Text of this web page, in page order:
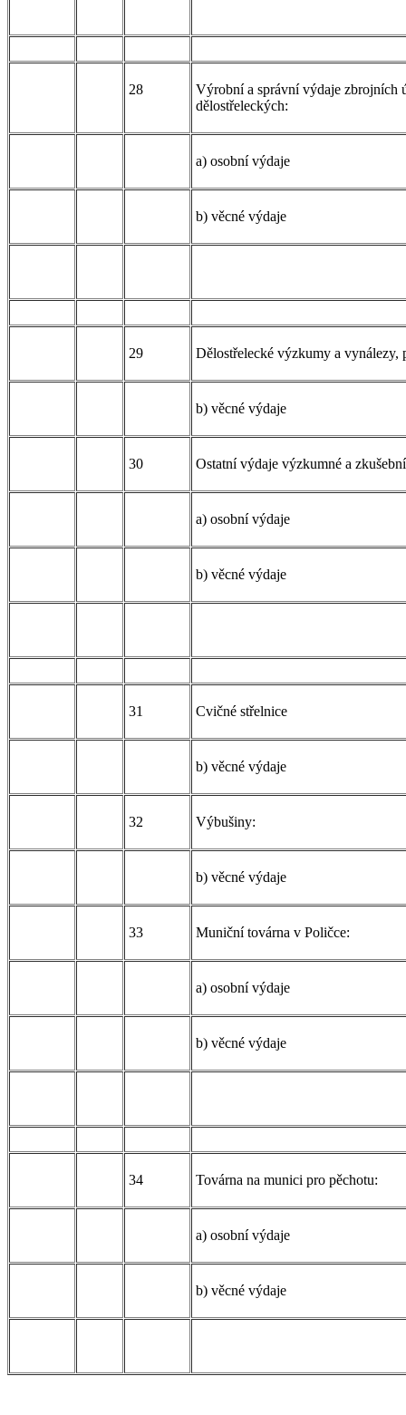
28
Výrobní a správní výdaje zbrojních
dělostřeleckých:
a) osobní výdaje
b) věcné výdaje
29 Dělostřelecké výzkumy a vynálezy,
b) věcné výdaje
30 Ostatní výdaje výzkumné a zkušební
a) osobní výdaje
b) věcné výdaje
31 Cvičné střelnice
b) věcné výdaje
32 Výbušiny:
b) věcné výdaje
33 Muniční továrna v Poličce:
a) osobní výdaje
b) věcné výdaje
34 Továrna na munici pro pěchotu:
a) osobní výdaje
b) věcné výdaje